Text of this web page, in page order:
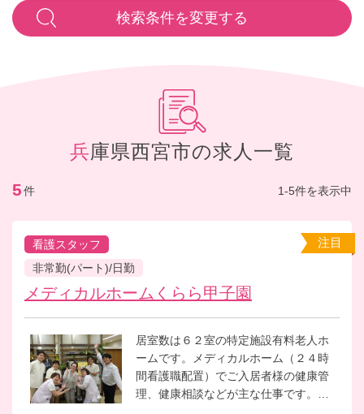
検索条件を変更する
兵庫県西宮市の求人一覧
5件 1-5件を表示中
注目
看護スタッフ
非常勤(パート)/日勤
メディカルホームくらら甲子園
居室数は６２室の特定施設有料老人ホ
ームです。メディカルホーム（２４時
間看護職配置）でご入居者様の健康管
理、健康相談などが主な仕事です。医